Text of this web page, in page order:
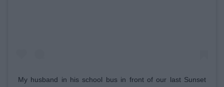
My husband in his school bus in front of our last Sunset